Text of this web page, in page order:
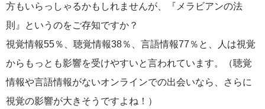
方もいらっしゃるかもしれませんが、『メラビアンの法
則』というのをご存知ですか？
視覚情報55％、聴覚情報38％、言語情報77％と、人は視覚
からもっとも影響を受けやすいと言われています。（聴覚
情報や言語情報がないオンラインでの出会いなら、さらに
視覚の影響が大きそうですよね！）